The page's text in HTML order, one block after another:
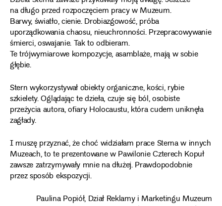
na długo przed rozpoczęciem pracy w Muzeum.
Barwy, światło, cienie. Drobiazgowość, próba
uporządkowania chaosu, nieuchronności. Przepracowywanie
śmierci, oswajanie. Tak to odbieram.
Te trójwymiarowe kompozycje, asamblaże, mają w sobie
głębie.
Stern wykorzystywał obiekty organiczne, kości, rybie
szkielety. Oglądając te dzieła, czuje się ból, osobiste
przeżycia autora, ofiary Holocaustu, która cudem uniknęła
zagłady.
I muszę przyznać, że choć widziałam prace Sterna w innych
Muzeach, to te prezentowane w Pawilonie Czterech Kopuł
zawsze zatrzymywały mnie na dłużej. Prawdopodobnie
przez sposób ekspozycji.
Paulina Popiół, Dział Reklamy i Marketingu Muzeum